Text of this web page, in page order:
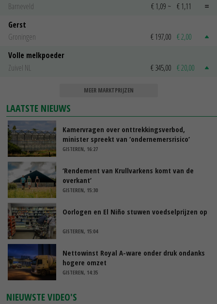
Barneveld
€ 1,09 ~ € 1,11
Gerst
Groningen
€ 197,00 € 2,00
Volle melkpoeder
Zuivel NL
€ 345,00 € 20,00
MEER MARKTPRIJZEN
LAATSTE NIEUWS
Kamervragen over onttrekkingsverbod,
minister spreekt van ‘ondernemersrisico’
GISTEREN, 16:27
‘Rendement van Krullvarkens komt van de
overkant’
GISTEREN, 15:30
Oorlogen en El Niño stuwen voedselprijzen op
GISTEREN, 15:04
Nettowinst Royal A-ware onder druk ondanks
hogere omzet
GISTEREN, 14:35
NIEUWSTE VIDEO'S